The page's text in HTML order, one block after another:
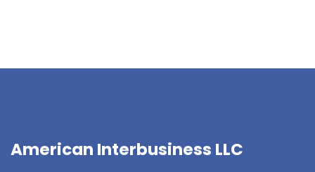
American Interbusiness LLC